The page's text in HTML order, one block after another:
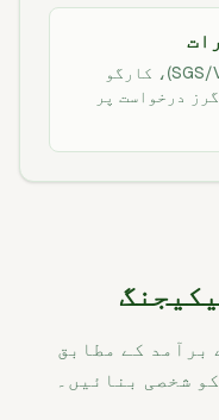
تیسری فریق معائنہ (SGS/Veritas)، کارگو
درخواست پر
برآمد کے مطابق
شخصی بنائیں۔